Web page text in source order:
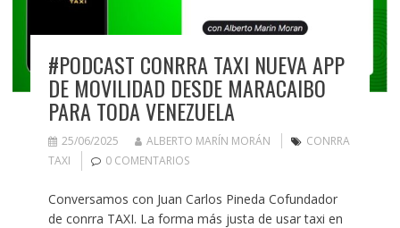
#PODCAST CONRRA TAXI NUEVA APP
DE MOVILIDAD DESDE MARACAIBO
PARA TODA VENEZUELA
25/06/2025 ALBERTO MARÍN MORÁN
CONRRA
TAXI
0 COMENTARIOS
Conversamos con Juan Carlos Pineda Cofundador
de conrra TAXI. La forma más justa de usar taxi en